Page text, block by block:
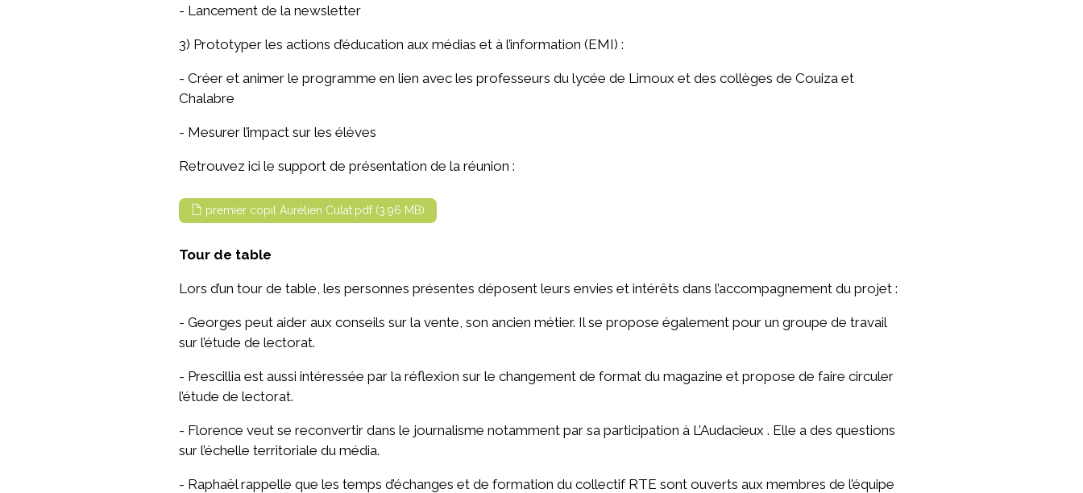
- Lancement de la newsletter
3) Prototyper les actions d’éducation aux médias et à l’information (EMI) :
- Créer et animer le programme en lien avec les professeurs du lycée de Limoux et des collèges de Couiza et
Chalabre
- Mesurer l’impact sur les élèves
Retrouvez ici le support de présentation de la réunion :
premier copil Aurélien Culat.pdf (3.96 MB)
Tour de table
Lors d’un tour de table, les personnes présentes déposent leurs envies et intérêts dans l’accompagnement du projet :
- Georges peut aider aux conseils sur la vente, son ancien métier. Il se propose également pour un groupe de travail
sur l’étude de lectorat.
- Prescillia est aussi intéressée par la réflexion sur le changement de format du magazine et propose de faire circuler
l’étude de lectorat.
- Florence veut se reconvertir dans le journalisme notamment par sa participation à L’Audacieux . Elle a des questions
sur l’échelle territoriale du média.
- Raphaël rappelle que les temps d’échanges et de formation du collectif RTE sont ouverts aux membres de l’équipe